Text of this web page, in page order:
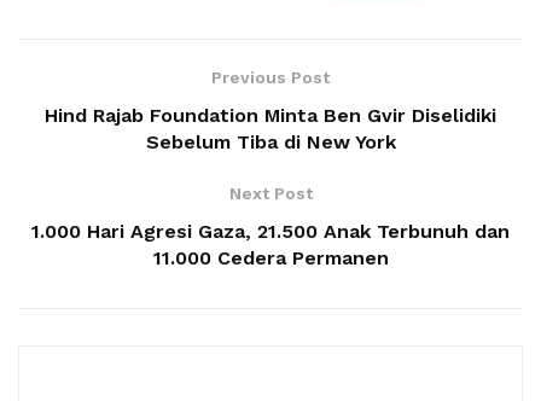
Previous Post
Hind Rajab Foundation Minta Ben Gvir Diselidiki
Sebelum Tiba di New York
Next Post
1.000 Hari Agresi Gaza, 21.500 Anak Terbunuh dan
11.000 Cedera Permanen